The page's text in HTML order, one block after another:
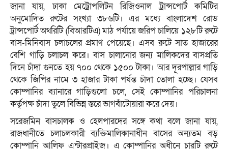
জানা যায়, ঢাকা মেট্রোপলিটন রিজিওনাল ট্রান্সপোর্ট কমিটির
অনুমোদিত রুটের সংখ্যা ৩৮৬টি। এর মধ্যে বাংলাদেশ রোড
ট্রান্সপোর্ট অথরিটি (বিআরটিএ) মাঠ পর্যায়ে জরিপ চালিয়ে ১২৮টি রুটে
বাস-মিনিবাস চলাচলের প্রমাণ পেয়েছে। এসব রুটে সাত হাজারের
বেশি গাড়ি চলাচল করে। বাস চালানোর জন্য মালিকদের বাসপ্রতি
দিনে চাঁদা গুনতে হয় ৭০০ থেকে ১৫০০ টাকা। আর দূরপাল্লার গাড়ি
থেকে জিপির নামে ৩ হাজার টাকা পর্যন্ত চাঁদা তোলা হচ্ছে। যেসব
কোম্পানির ব্যানারে গাড়িগুলো চলে, সেই কোম্পানির পরিচালনা
কর্তৃপক্ষ চাঁদা তুলে বিভিন্ন স্তরে ভাগবাঁটোয়ারা করে দেয়।
সরেজমিন বাসচালক ও হেলপারদের সঙ্গে কথা বলে জানা যায়,
রাজধানীতে চলাচলকারী ব্যক্তিমালিকানাধীন বাসের অন্যতম বড়
কোম্পানি আলিফ এন্টারপ্রাইজ। এ কোম্পানির অধীনে চারটি রুটে